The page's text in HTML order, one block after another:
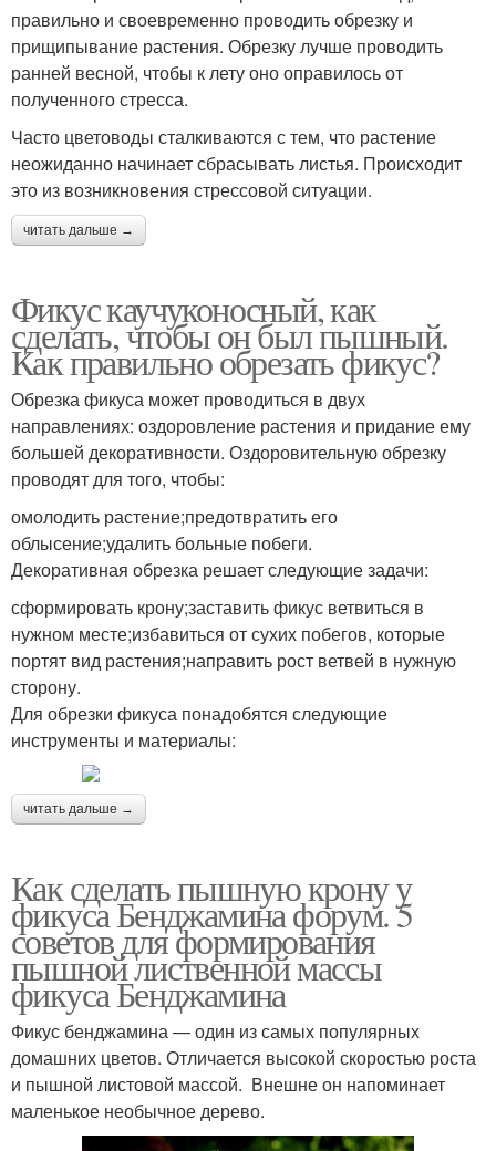
правильно и своевременно проводить обрезку и
прищипывание растения. Обрезку лучше проводить
ранней весной, чтобы к лету оно оправилось от
полученного стресса.
Часто цветоводы сталкиваются с тем, что растение
неожиданно начинает сбрасывать листья. Происходит
это из возникновения стрессовой ситуации.
читать дальше →
Фикус каучуконосный, как
сделать, чтобы он был пышный.
Как правильно обрезать фикус?
Обрезка фикуса может проводиться в двух
направлениях: оздоровление растения и придание ему
большей декоративности. Оздоровительную обрезку
проводят для того, чтобы:
омолодить растение;предотвратить его
облысение;удалить больные побеги.
Декоративная обрезка решает следующие задачи:
сформировать крону;заставить фикус ветвиться в
нужном месте;избавиться от сухих побегов, которые
портят вид растения;направить рост ветвей в нужную
сторону.
Для обрезки фикуса понадобятся следующие
инструменты и материалы:
читать дальше →
Как сделать пышную крону у
фикуса Бенджамина форум. 5
советов для формирования
пышной лиственной массы
фикуса Бенджамина
Фикус бенджамина — один из самых популярных
домашних цветов. Отличается высокой скоростью роста
и пышной листовой массой. Внешне он напоминает
маленькое необычное дерево.